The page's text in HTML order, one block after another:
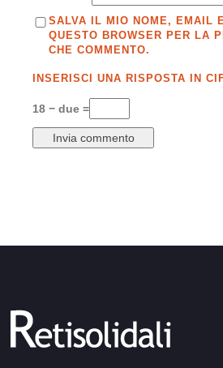
SALVA IL MIO NOME, EMAIL
QUESTO BROWSER PER LA
CHE COMMENTO.
INSERISCI UNA RISPOSTA IN
18 − due =